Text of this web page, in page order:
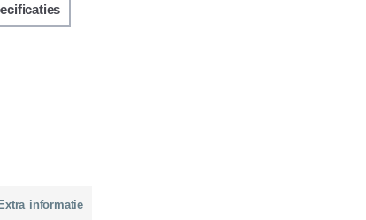
Extra informatie